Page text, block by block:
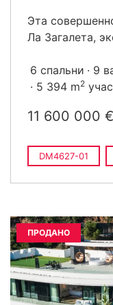
Эта
Ла Загалета,
6 спальни 9
5 394 m2
11 600 000 €
DM4627-01
ПРОДАНО